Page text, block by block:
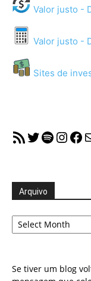
Valor justo -
Valor justo -
Sites de
RSS FeedTwitter
Spotify
Arquivo
Arquivo
Se tiver um blog